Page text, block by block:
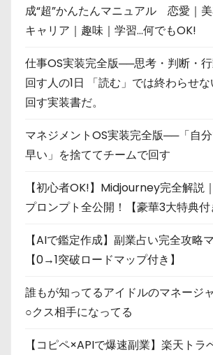
成“超”かんたんマニュアル 恋愛｜美
キャリア｜趣味｜学習…何でもOK!
仕事OS実装完全版──思考・判断・
回す人の1日 「読む」では終わらせ
回す実装書だ。
マネジメントOS実装完全版──「自
早い」を捨ててチームで回す
【初心者OK!】Midjourney完全解説
プロンプト全公開！【豪華3大特典付
【AIで鑑定作成】副業占い完全攻略
【0→1突破ロードマップ付き】
誰もが知ってるアイドルのマネージ
○クス相手になってる
【コピペ×APIで爆速副業】楽天トラ